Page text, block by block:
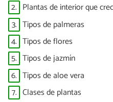
2. Plantas de interior que
3. Tipos de palmeras
4. Tipos de flores
5. Tipos de jazmín
6. Tipos de aloe vera
7. Clases de plantas